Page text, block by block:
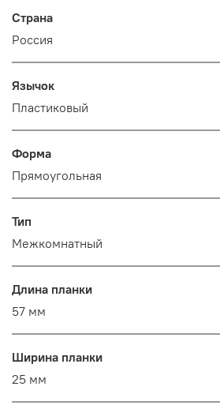
Страна
Россия
Язычок
Пластиковый
Форма
Прямоугольная
Тип
Межкомнатный
Длина планки
57 мм
Ширина планки
25 мм